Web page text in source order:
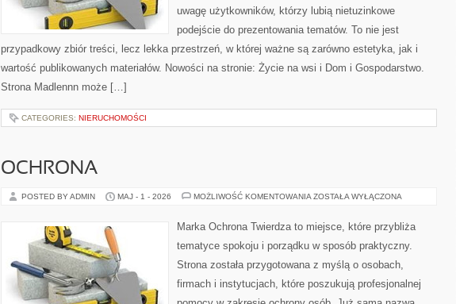
uwagę użytkowników, którzy lubią nietuzinkowe
podejście do prezentowania tematów. To nie jest
przypadkowy zbiór treści, lecz lekka przestrzeń, w której ważne są zarówno estetyka, jak i
wartość publikowanych materiałów. Nowości na stronie: Życie na wsi i Dom i Gospodarstwo.
Strona Madlennn może […]
CATEGORIES: NIERUCHOMOŚCI
OCHRONA
POSTED BY ADMIN MAJ - 1 - 2026 MOŻLIWOŚĆ KOMENTOWANIA OCHRONA
ZOSTAŁA WYŁĄCZONA
Marka Ochrona Twierdza to miejsce, które przybliża
tematyce spokoju i porządku w sposób praktyczny.
Strona została przygotowana z myślą o osobach,
firmach i instytucjach, które poszukują profesjonalnej